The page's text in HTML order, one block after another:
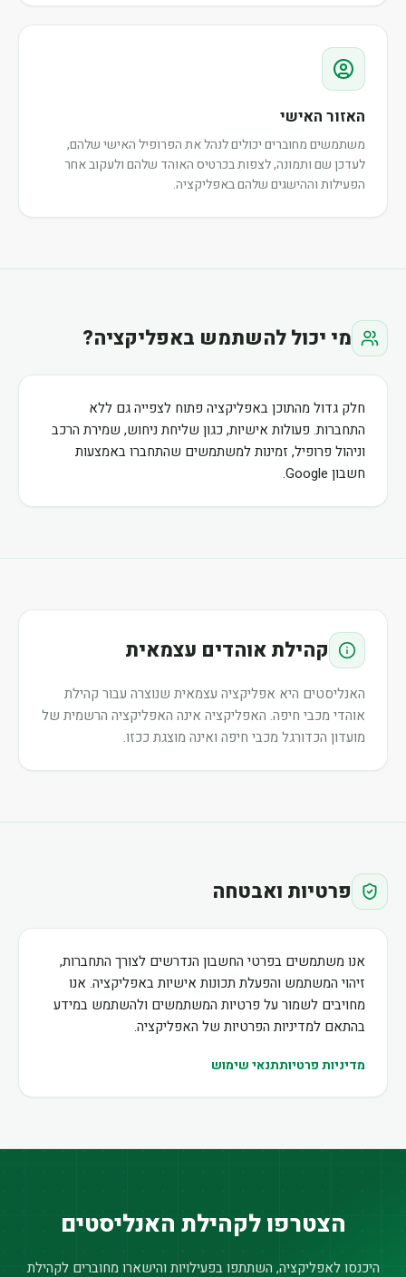
האזור האישי
משתמשים מחוברים יכולים לנהל את הפרופיל האישי שלהם,
לעדכן שם ותמונה, לצפות בכרטיס האוהד שלהם ולעקוב אחר
הפעילות וההישגים שלהם באפליקציה.
מי יכול להשתמש באפליקציה?
חלק גדול מהתוכן באפליקציה פתוח לצפייה גם ללא
התחברות. פעולות אישיות, כגון שליחת ניחוש, שמירת הרכב
וניהול פרופיל, זמינות למשתמשים שהתחברו באמצעות
חשבון Google.
קהילת אוהדים עצמאית
האנליסטים היא אפליקציה עצמאית שנוצרה עבור קהילת
אוהדי מכבי חיפה. האפליקציה אינה האפליקציה הרשמית של
מועדון הכדורגל מכבי חיפה ואינה מוצגת ככזו.
פרטיות ואבטחה
אנו משתמשים בפרטי החשבון הנדרשים לצורך התחברות,
זיהוי המשתמש והפעלת תכונות אישיות באפליקציה. אנו
מחויבים לשמור על פרטיות המשתמשים ולהשתמש במידע
בהתאם למדיניות הפרטיות של האפליקציה.
מדיניות פרטיותתנאי שימוש
הצטרפו לקהילת האנליסטים
היכנסו לאפליקציה, השתתפו בפעילויות והישארו מחוברים לקהילת